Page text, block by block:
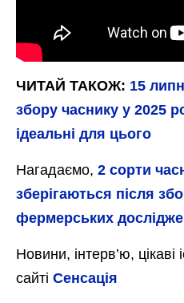
ЧИТАЙ ТАКОЖ: 15
збору часнику у 2025
ідеальні для цього
Нагадаємо, 2 сорти
зберігаються після
фермерських
Новини, інтерв’ю, цікаві
сайті Сенсація